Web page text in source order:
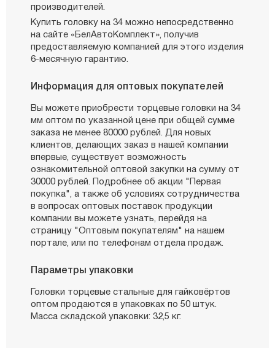
производителей.
Купить головку на 34 можно непосредственно
на сайте «БелАвтоКомплект», получив
предоставляемую компанией для этого изделия
6-месячную гарантию.
Информация для оптовых покупателей
Вы можете приобрести торцевые головки на 34
мм оптом по указанной цене при общей сумме
заказа не менее 80000 рублей. Для новых
клиентов, делающих заказ в нашей компании
впервые, существует возможность
ознакомительной оптовой закупки на сумму от
30000 рублей. Подробнее об акции "Первая
покупка", а также об условиях сотрудничества
в вопросах оптовых поставок продукции
компании вы можете узнать, перейдя на
страницу "Оптовым покупателям" на нашем
портале, или по телефонам отдела продаж.
Параметры упаковки
Головки торцевые стальные для гайковёртов
оптом продаются в упаковках по 50 штук.
Масса складской упаковки: 32,5 кг.